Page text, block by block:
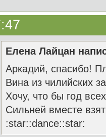
Елена Лайцан
Аркадий, спасибо!
Вина из чилийских
Хочу, что бы год
Сильней вместе
:star::dance::star: